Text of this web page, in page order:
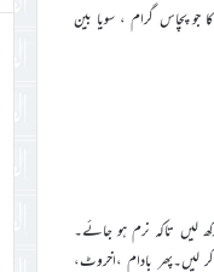
جو پچاس گرام ، سویا بین
لیں تاکہ نرم ہو جائے۔
بادام ،اخروٹ،